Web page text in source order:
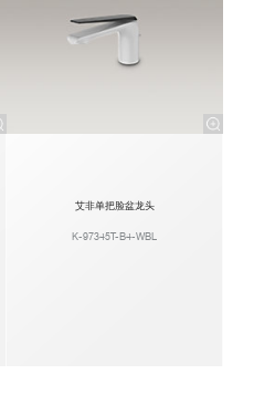
艾非单把脸盆龙头
K-97345T-B4-WBL